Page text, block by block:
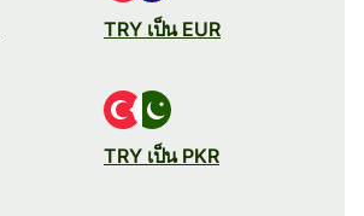
TRY เป็น EUR
TRY เป็น PKR